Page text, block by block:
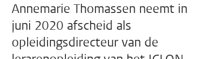
Annemarie Thomassen neemt in
juni 2020 afscheid als
opleidingsdirecteur van de